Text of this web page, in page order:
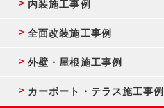
内装施工事例
全面改装施工事例
外壁・屋根施工事例
カーポート・テラス施工事例